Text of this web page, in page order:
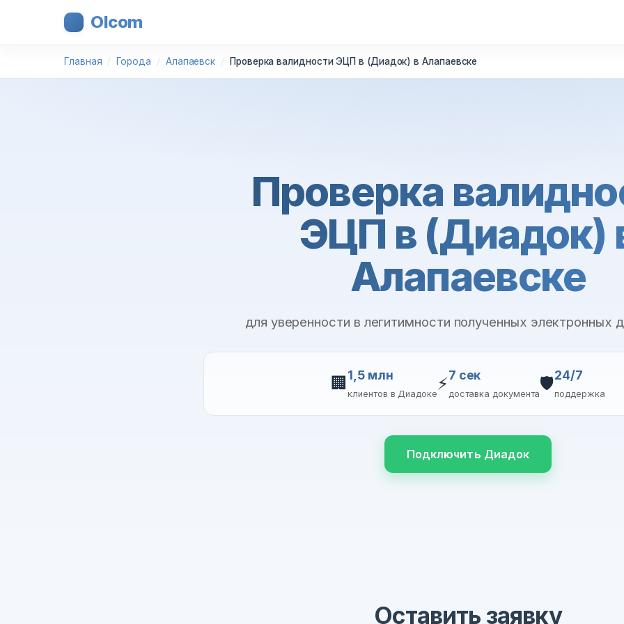
Olcom
Главная Города Алапаевск Проверка валидности ЭЦП в (Диадок) в Алапаевске
Проверка
ЭЦП в (Диадок)
Алапаевске
для уверенности в легитимности полученных электронных
🏢 1,5 млн
клиентов в Диадоке
⚡7 сек
доставка документа
🛡️24/7
поддержка
Подключить Диадок
Оставить заявку